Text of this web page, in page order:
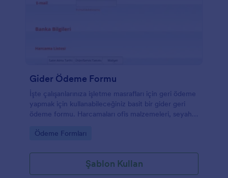
Gider Ödeme Formu
İşte çalışanlarınıza işletme masrafları için geri ödeme
yapmak için kullanabileceğiniz basit bir gider geri
ödeme formu. Harcamaları ofis malzemeleri, seyahat
Olabilir. Bu basit geri ödeme formu ile çalışanın iş ve
toplayabilirsiniz. Basılı bir kopyasına ihtiyacınız olursa,
bu geri ödeme formunu da yazdırabilirsiniz. Bu geri
ödeme formu şablonu ile işletmenizin gider geri
Go to Category:
Ödeme Formları
Şablon Kullan